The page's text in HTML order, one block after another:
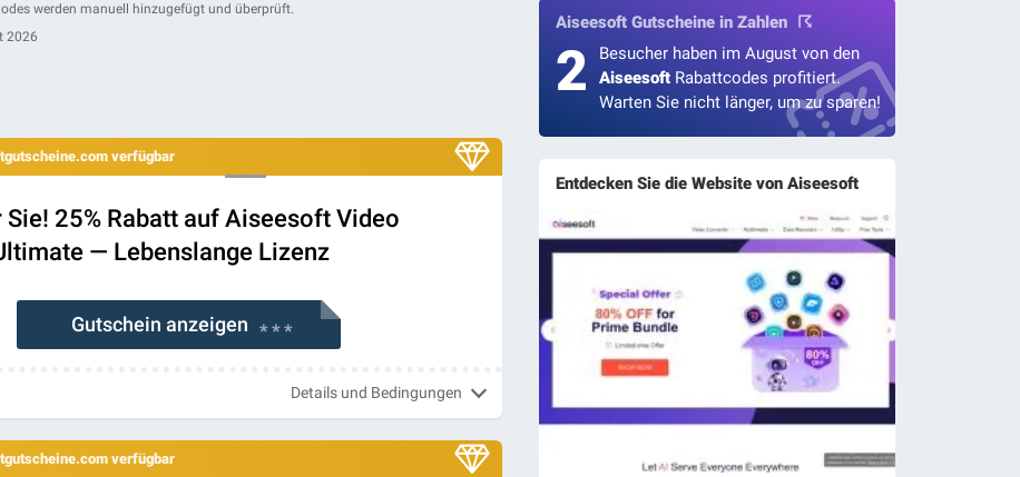
werden manuell hinzugefügt und überprüft.
2026
verfügbar
Sie! 25% Rabatt auf Aiseesoft Video
— Lebenslange Lizenz
Gutschein anzeigen * * *
Details und Bedingungen
verfügbar
Aiseesoft Gutscheine in Zahlen
2
Besucher haben im August von den
Aiseesoft Rabattcodes profitiert.
Warten Sie nicht länger, um zu sparen!
Entdecken Sie die Website von Aiseesoft